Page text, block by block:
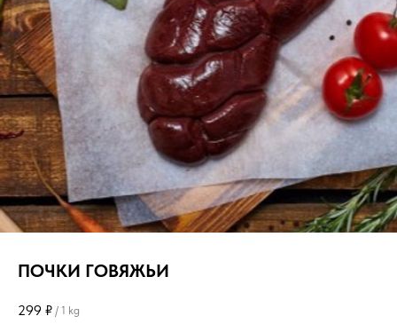
ПОЧКИ ГОВЯЖЬИ
299 ₽ / 1 kg